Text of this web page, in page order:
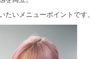
いメニューポイントです。